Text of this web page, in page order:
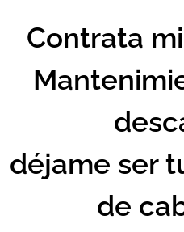
Contrata
déjame ser
de